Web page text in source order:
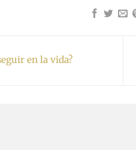
en la vida?